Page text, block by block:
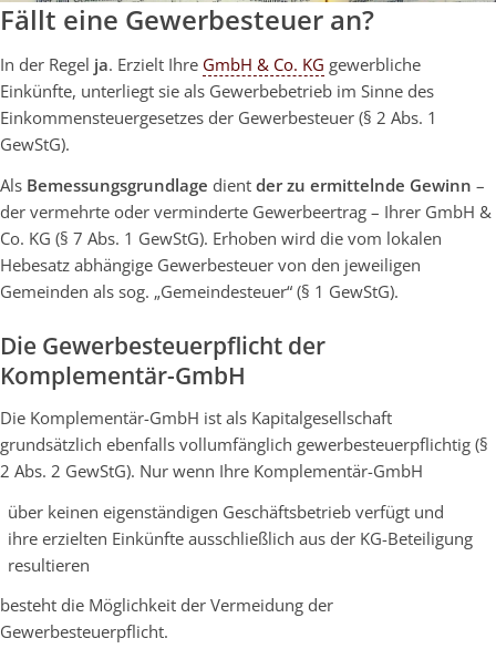
Fällt eine Gewerbesteuer an?
In der Regel ja. Erzielt Ihre GmbH & Co. KG gewerbliche
Einkünfte, unterliegt sie als Gewerbebetrieb im Sinne des
Einkommensteuergesetzes der Gewerbesteuer (§ 2 Abs. 1
GewStG).
Als Bemessungsgrundlage dient der zu ermittelnde Gewinn –
der vermehrte oder verminderte Gewerbeertrag – Ihrer GmbH &
Co. KG (§ 7 Abs. 1 GewStG). Erhoben wird die vom lokalen
Hebesatz abhängige Gewerbesteuer von den jeweiligen
Gemeinden als sog. „Gemeindesteuer“ (§ 1 GewStG).
Die Gewerbesteuerpflicht der
Komplementär-GmbH
Die Komplementär-GmbH ist als Kapitalgesellschaft
grundsätzlich ebenfalls vollumfänglich gewerbesteuerpflichtig (§
2 Abs. 2 GewStG). Nur wenn Ihre Komplementär-GmbH
über keinen eigenständigen Geschäftsbetrieb verfügt und
ihre erzielten Einkünfte ausschließlich aus der KG-Beteiligung
resultieren
besteht die Möglichkeit der Vermeidung der
Gewerbesteuerpflicht.